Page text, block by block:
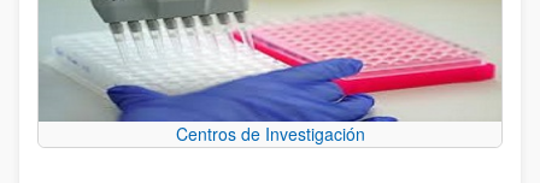
Centros de Investigación